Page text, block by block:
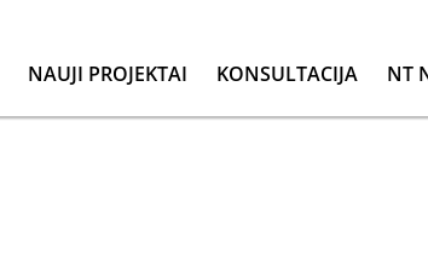
NAUJI PROJEKTAI KONSULTACIJA NT